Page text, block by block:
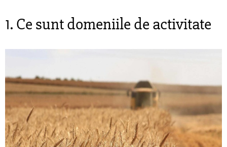
1. Ce sunt domeniile de activitate